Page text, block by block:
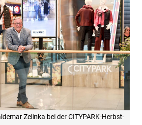
Zelinka bei der CITYPARK-Herbst-